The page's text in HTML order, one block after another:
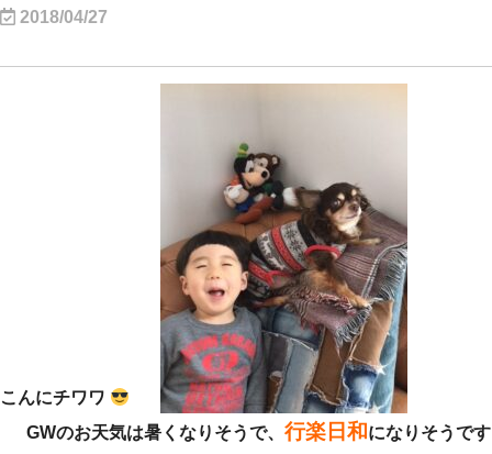
2018/04/27
こんにチワワ
GWのお天気は暑くなりそうで、 行楽日和 になりそうです